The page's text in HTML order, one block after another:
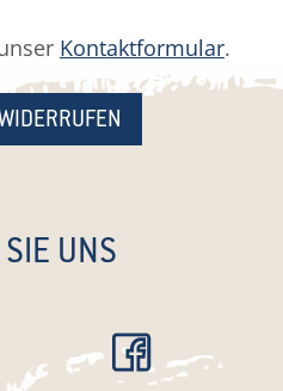
Kontaktformular.
UNS